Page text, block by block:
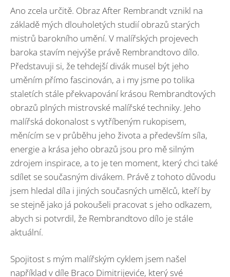
Ano zcela určitě. Obraz After Rembrandt vznikl na
základě mých dlouholetých studií obrazů starých
mistrů barokního umění. V malířských projevech
baroka stavím nejvýše právě Rembrandtovo dílo.
Představuji si, že tehdejší divák musel být jeho
uměním přímo fascinován, a i my jsme po tolika
staletích stále překvapování krásou Rembrandtových
obrazů plných mistrovské malířské techniky. Jeho
malířská dokonalost s vytříbeným rukopisem,
měnícím se v průběhu jeho života a především síla,
energie a krása jeho obrazů jsou pro mě silným
zdrojem inspirace, a to je ten moment, který chci také
sdílet se současným divákem. Právě z tohoto důvodu
jsem hledal díla i jiných současných umělců, kteří by
se stejně jako já pokoušeli pracovat s jeho odkazem,
abych si potvrdil, že Rembrandtovo dílo je stále
aktuální.
Spojitost s mým malířským cyklem jsem našel
například v díle Braco Dimitrijeviće, který své